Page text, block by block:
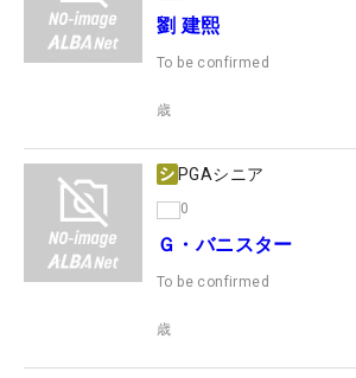
劉 建熙
To be confirmed
歳
PGAシニア
0
Ｇ・バニスター
To be confirmed
歳